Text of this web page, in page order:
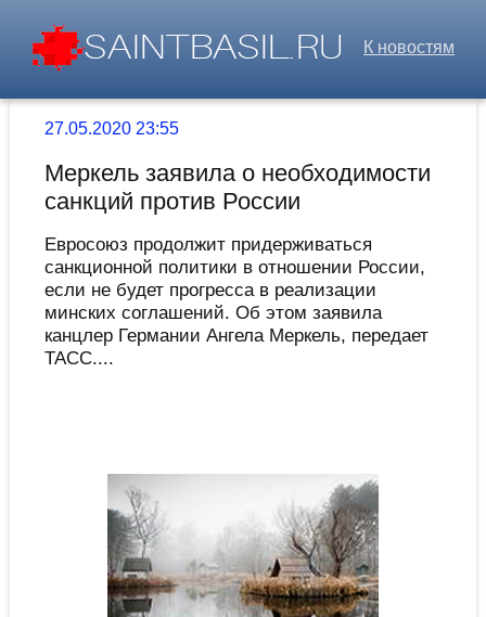
К новостям
27.05.2020 23:55
Меркель заявила о необходимости
санкций против России
Евросоюз продолжит придерживаться
санкционной политики в отношении России,
если не будет прогресса в реализации
минских соглашений. Об этом заявила
канцлер Германии Ангела Меркель, передает
ТАСС....